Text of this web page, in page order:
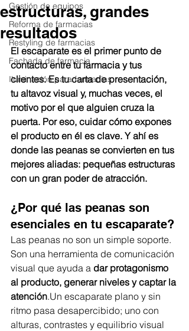
Gestión de equipos
Reforma de farmacias
Restyling de farmacias
Fachada de farmacia
Iluminación para farmacias
estructuras, grandes
resultados
El escaparate es el primer punto de
contacto entre tu farmacia y tus
clientes. Es tu carta de presentación,
tu altavoz visual y, muchas veces, el
motivo por el que alguien cruza la
puerta. Por eso, cuidar cómo expones
el producto en él es clave. Y ahí es
donde las peanas se convierten en tus
mejores aliadas: pequeñas estructuras
con un gran poder de atracción.
¿Por qué las peanas son
esenciales en tu escaparate?
Las peanas no son un simple soporte.
Son una herramienta de comunicación
visual que ayuda a dar protagonismo
al producto, generar niveles y captar la
atención.Un escaparate plano y sin
ritmo pasa desapercibido; uno con
alturas, contrastes y equilibrio visual